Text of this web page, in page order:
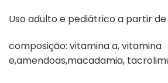
Uso adulto e pediátrico a partir de
composição: vitamina a, vitamina
e,amendoas,macadamia,